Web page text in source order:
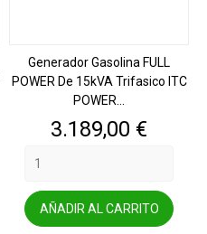
Generador Gasolina FULL
POWER De 15kVA Trifasico ITC
POWER...
Precio
3.189,00 €
AÑADIR AL CARRITO